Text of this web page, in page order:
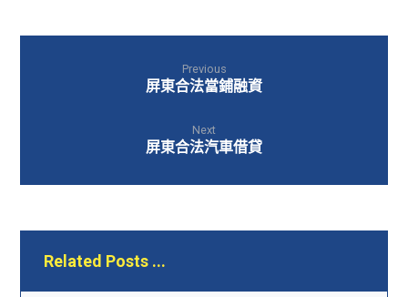
Previous
屏東合法當鋪融資
Next
屏東合法汽車借貸
Related Posts ...